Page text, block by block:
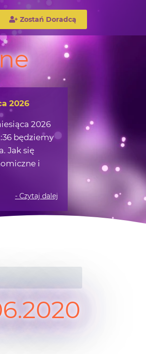
Zostań Doradcą
2026
2026
będziemy
Jak się
i
- Czytaj dalej